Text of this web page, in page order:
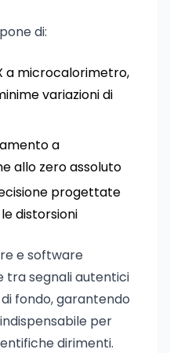
di:
a microcalorimetro,
variazioni di
a
allo zero assoluto
progettate
distorsioni
e software
tra segnali autentici
fondo, garantendo
per
dirimenti.